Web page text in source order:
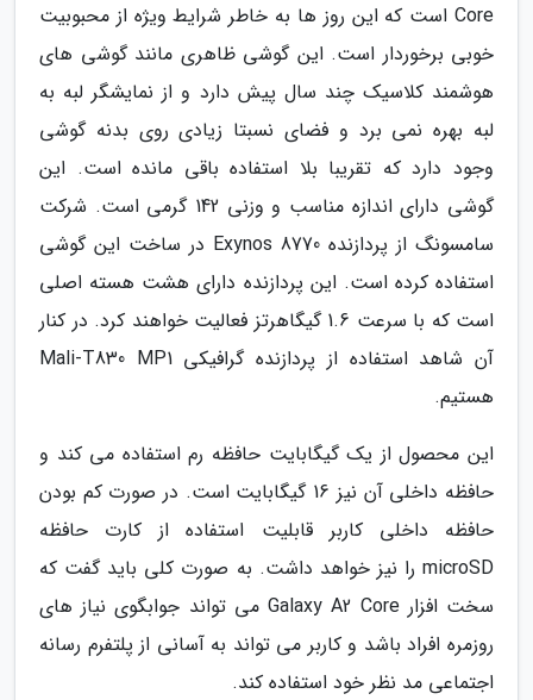
Core است که این روز ها به خاطر شرایط ویژه از محبوبیت
خوبی برخوردار است. این گوشی ظاهری مانند گوشی های
هوشمند کلاسیک چند سال پیش دارد و از نمایشگر لبه به
لبه بهره نمی برد و فضای نسبتا زیادی روی بدنه گوشی
وجود دارد که تقریبا بلا استفاده باقی مانده است. این
گوشی دارای اندازه مناسب و وزنی 142 گرمی است. شرکت
سامسونگ از پردازنده Exynos 8770 در ساخت این گوشی
استفاده کرده است. این پردازنده دارای هشت هسته اصلی
است که با سرعت 1.6 گیگاهرتز فعالیت خواهند کرد. در کنار
آن شاهد استفاده از پردازنده گرافیکی Mali-T830 MP1
هستیم.
این محصول از یک گیگابایت حافظه رم استفاده می کند و
حافظه داخلی آن نیز 16 گیگابایت است. در صورت کم بودن
حافظه داخلی کاربر قابلیت استفاده از کارت حافظه
microSD را نیز خواهد داشت. به صورت کلی باید گفت که
سخت افزار Galaxy A2 Core می تواند جوابگوی نیاز های
روزمره افراد باشد و کاربر می تواند به آسانی از پلتفرم رسانه
اجتماعی مد نظر خود استفاده کند.